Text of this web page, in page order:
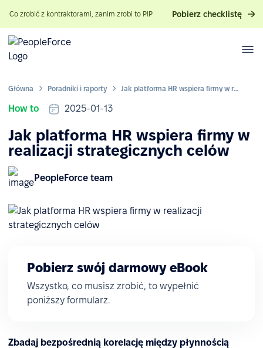
Co zrobić z kontraktorami, zanim zrobi to PIP Pobierz checklistę
Główna Poradniki i raporty Jak platforma HR wspiera firmy w realizacji strategicznych celów
How to 2025-01-13
Jak platforma HR wspiera firmy w
realizacji strategicznych celów
PeopleForce team
Pobierz swój darmowy eBook
Wszystko, co musisz zrobić, to wypełnić
poniższy formularz.
Zbadaj bezpośrednią korelację między płynnością